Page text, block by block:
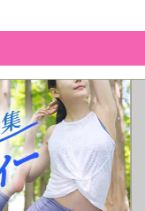
項（※必ずご確認くだ